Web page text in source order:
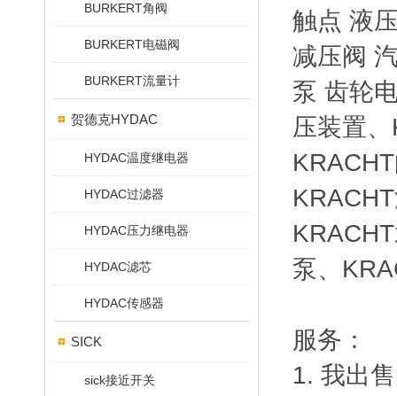
BURKERT角阀
BURKERT电磁阀
BURKERT流量计
贺德克HYDAC
HYDAC温度继电器
HYDAC过滤器
HYDAC压力继电器
HYDAC滤芯
HYDAC传感器
SICK
sick接近开关
触点 液
减压阀
泵 齿轮
压装置
泵、
服务：
1. 我出